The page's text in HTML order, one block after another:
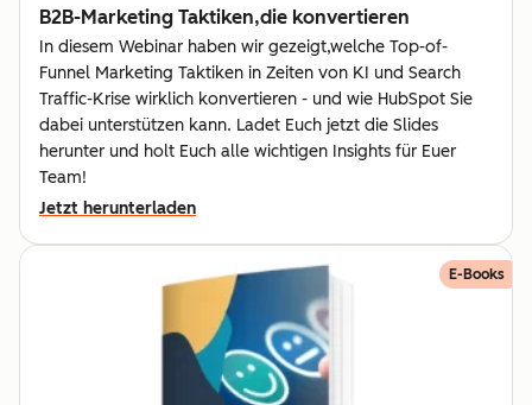
B2B-Marketing Taktiken,die konvertieren
In diesem Webinar haben wir gezeigt,welche Top-of-
Funnel Marketing Taktiken in Zeiten von KI und Search
Traffic-Krise wirklich konvertieren - und wie HubSpot Sie
dabei unterstützen kann. Ladet Euch jetzt die Slides
herunter und holt Euch alle wichtigen Insights für Euer
Team!
Jetzt herunterladen
E-Books